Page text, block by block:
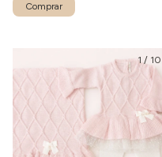
Comprar
1 / 10